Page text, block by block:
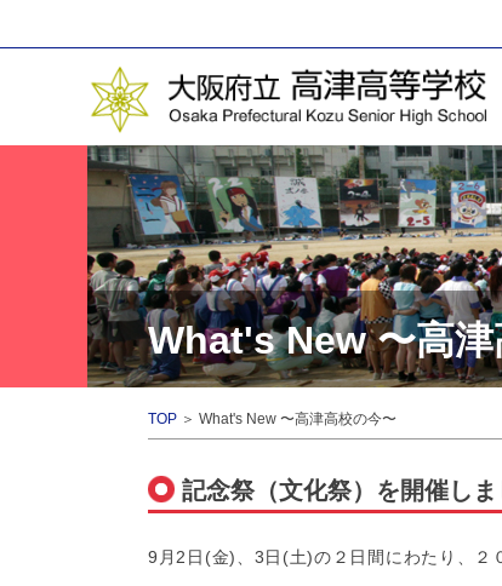
What's New 〜高
TOP ＞ What's New 〜高津高校の今〜
記念祭（文化祭）を開催しま
9月2日(金)、3日(土)の２日間にわたり、２